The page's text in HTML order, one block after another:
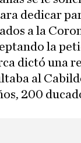
dedicar
a la
la
dictó una
al
200